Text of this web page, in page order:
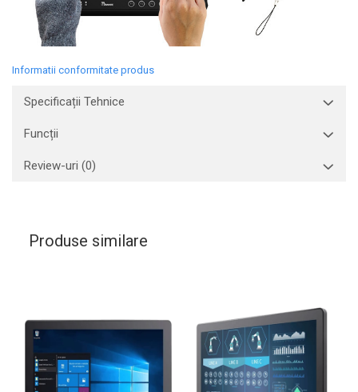
Informatii conformitate produs
Specificații Tehnice
Funcții
Review-uri (0)
Produse similare